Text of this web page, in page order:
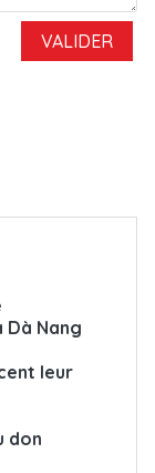
Nang
leur
don